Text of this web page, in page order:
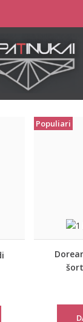
- 1777
Populiari